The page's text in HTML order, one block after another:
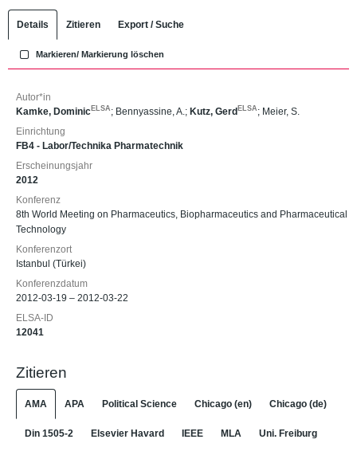
Details Zitieren Export / Suche
Markieren/ Markierung löschen
Autor*in
Kamke, Dominic ELSA ; Bennyassine, A.; Kutz, Gerd ELSA ; Meier, S.
Einrichtung
FB4 - Labor/Technika Pharmatechnik
Erscheinungsjahr
2012
Konferenz
8th World Meeting on Pharmaceutics, Biopharmaceutics and Pharmaceutical
Technology
Konferenzort
Istanbul (Türkei)
Konferenzdatum
2012-03-19 – 2012-03-22
ELSA-ID
12041
Zitieren
AMA APA Political Science Chicago (en) Chicago (de)
Din 1505-2 Elsevier Havard IEEE MLA Uni. Freiburg